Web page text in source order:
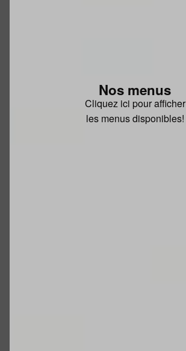
Nos menus
Cliquez ici pour afficher
les menus disponibles!